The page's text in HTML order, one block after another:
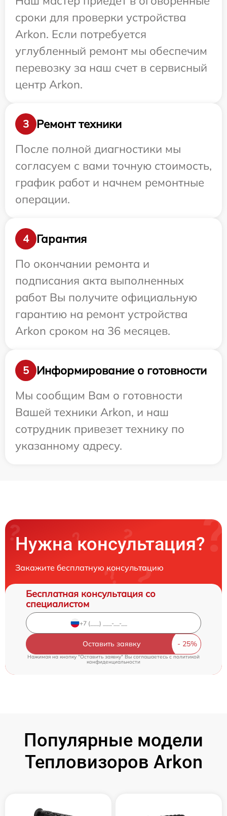
сроки для проверки устройства
Arkon. Если потребуется
углубленный ремонт мы обеспечим
перевозку за наш счет в сервисный
центр Arkon.
3
Ремонт техники
После полной диагностики мы
согласуем с вами точную стоимость,
график работ и начнем ремонтные
операции.
4
Гарантия
По окончании ремонта и
подписания акта выполненных
работ Вы получите официальную
гарантию на ремонт устройства
Arkon сроком на 36 месяцев.
5
Информирование о готовности
Мы сообщим Вам о готовности
Вашей техники Arkon, и наш
сотрудник привезет технику по
указанному адресу.
Нужна консультация?
Закажите бесплатную консультацию
Бесплатная консультация со
специалистом
Оставить заявку
Нажимая на кнопку "Оставить заявку" Вы соглашаетесь c политикой
конфиденциальности
Популярные модели
Тепловизоров Arkon